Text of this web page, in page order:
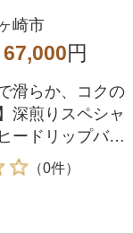
プバッグ2
フト(12g×
崎市
67,000円
滑らか、コクの
深煎りスペシャ
ードリップバッ
（0件）